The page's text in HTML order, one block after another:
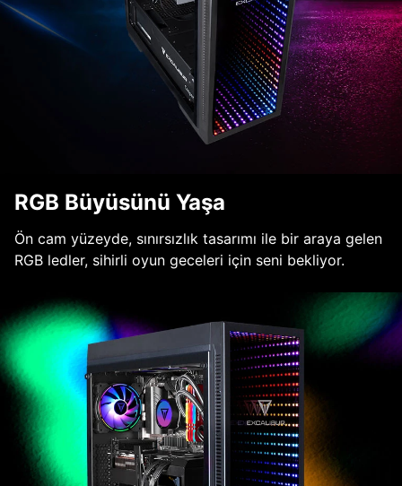
RGB Büyüsünü Yaşa
Ön cam yüzeyde, sınırsızlık tasarımı ile bir araya gelen
RGB ledler, sihirli oyun geceleri için seni bekliyor.